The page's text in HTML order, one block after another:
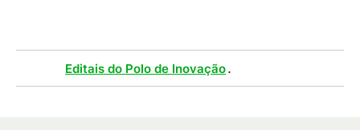
Editais do Polo de Inovação.